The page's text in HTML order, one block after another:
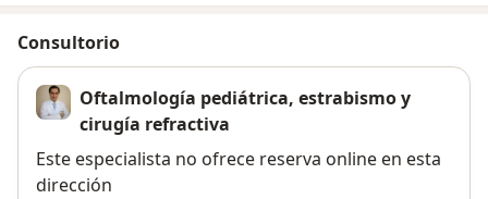
Consultorio
Oftalmología pediátrica, estrabismo y
cirugía refractiva
Disponibilidad
Este especialista no ofrece reserva online en esta
dirección